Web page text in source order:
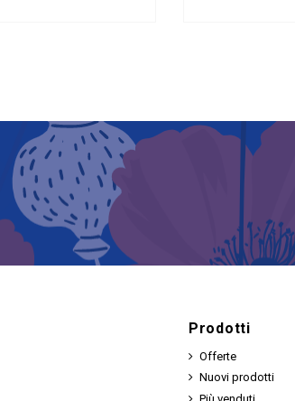
Prodotti
Offerte
Nuovi prodotti